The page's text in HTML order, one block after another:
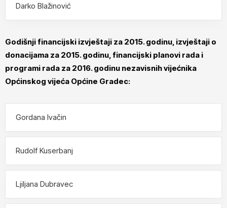
Darko Blažinović
Godišnji financijski izvještaji za 2015. godinu, izvještaji o
donacijama za 2015. godinu, financijski planovi rada i
programi rada za 2016. godinu nezavisnih vijećnika
Općinskog vijeća Općine Gradec:
Gordana Ivačin
Rudolf Kuserbanj
Ljiljana Dubravec